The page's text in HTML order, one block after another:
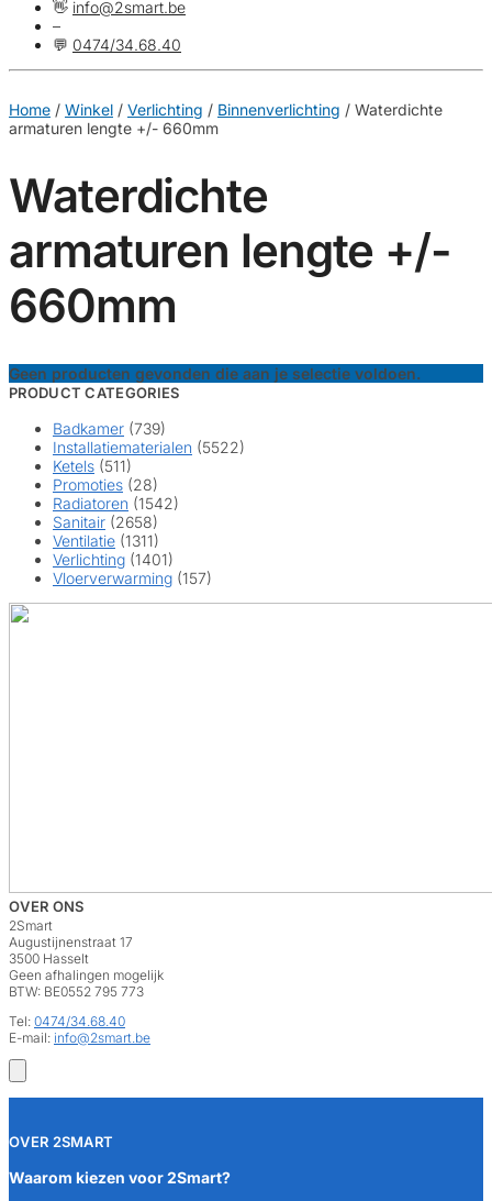
👋 info@2smart.be
–
💬 0474/34.68.40
Home / Winkel / Verlichting / Binnenverlichting / Waterdichte
armaturen lengte +/- 660mm
Waterdichte
armaturen lengte +/-
660mm
Geen producten gevonden die aan je selectie voldoen.
PRODUCT CATEGORIES
Badkamer (739)
Installatiematerialen (5522)
Ketels (511)
Promoties (28)
Radiatoren (1542)
Sanitair (2658)
Ventilatie (1311)
Verlichting (1401)
Vloerverwarming (157)
OVER ONS
2Smart
Augustijnenstraat 17
3500 Hasselt
Geen afhalingen mogelijk
BTW: BE0552 795 773
Tel: 0474/34.68.40
E-mail: info@2smart.be
OVER 2SMART
Waarom kiezen voor 2Smart?